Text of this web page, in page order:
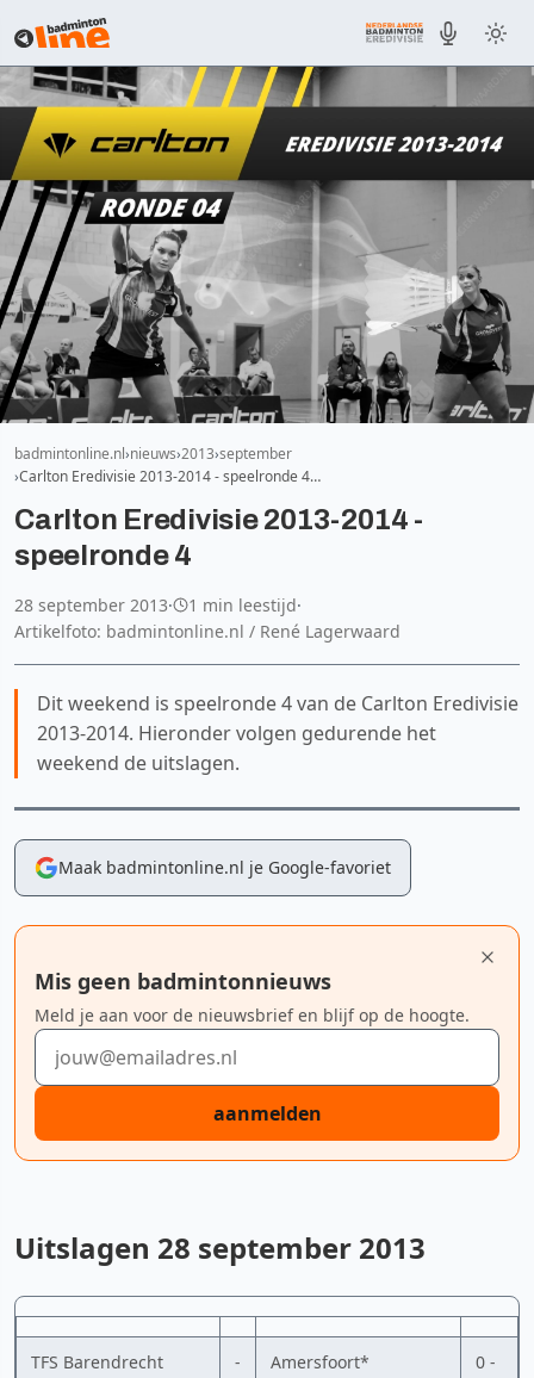
badmintonline.nl nieuws 2013 september
Carlton Eredivisie 2013-2014 - speelronde 4…
Carlton Eredivisie 2013-2014 -
speelronde 4
28 september 2013· 1 min leestijd·
Artikelfoto: badmintonline.nl / René Lagerwaard
Dit weekend is speelronde 4 van de Carlton Eredivisie
2013-2014. Hieronder volgen gedurende het
weekend de uitslagen.
Maak badmintonline.nl je Google-favoriet
Mis geen badmintonnieuws
Meld je aan voor de nieuwsbrief en blijf op de hoogte.
E-mailadres
aanmelden
Uitslagen 28 september 2013
TFS Barendrecht - Amersfoort*
0 -